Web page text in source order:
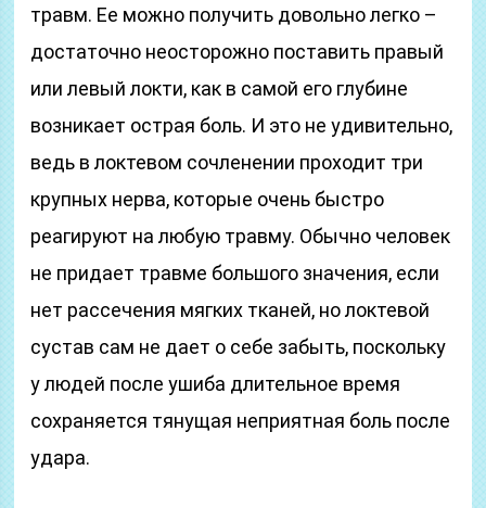
травм. Ее можно получить довольно легко –
достаточно неосторожно поставить правый
или левый локти, как в самой его глубине
возникает острая боль. И это не удивительно,
ведь в локтевом сочленении проходит три
крупных нерва, которые очень быстро
реагируют на любую травму. Обычно человек
не придает травме большого значения, если
нет рассечения мягких тканей, но локтевой
сустав сам не дает о себе забыть, поскольку
у людей после ушиба длительное время
сохраняется тянущая неприятная боль после
удара.